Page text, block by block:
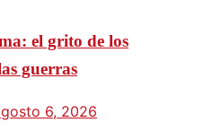
el grito de los
guerras
6, 2026